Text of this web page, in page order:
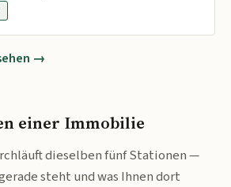
→
einer Immobilie
dieselben fünf Stationen —
steht und was Ihnen dort